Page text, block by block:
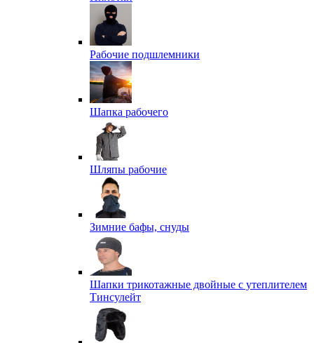
Рабочие подшлемники
Шапка рабочего
Шляпы рабочие
Зимние бафы, снуды
Шапки трикотажные двойные с утеплителем
Тинсулейт